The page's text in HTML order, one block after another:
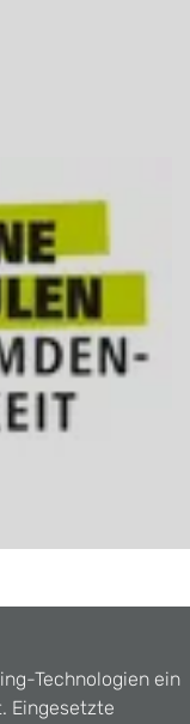
Technologien ein
Eingesetzte